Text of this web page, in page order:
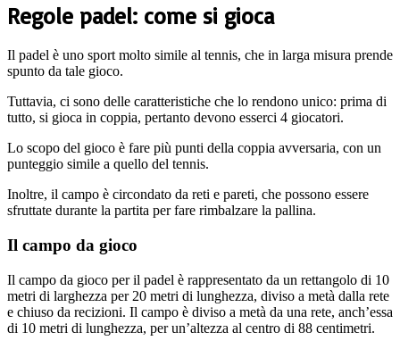
Regole padel: come si gioca
Il padel è uno sport molto simile al tennis, che in larga misura prende
spunto da tale gioco.
Tuttavia, ci sono delle caratteristiche che lo rendono unico: prima di
tutto, si gioca in coppia, pertanto devono esserci 4 giocatori.
Lo scopo del gioco è fare più punti della coppia avversaria, con un
punteggio simile a quello del tennis.
Inoltre, il campo è circondato da reti e pareti, che possono essere
sfruttate durante la partita per fare rimbalzare la pallina.
Il campo da gioco
Il campo da gioco per il padel è rappresentato da un rettangolo di 10
metri di larghezza per 20 metri di lunghezza, diviso a metà dalla rete
e chiuso da recizioni. Il campo è diviso a metà da una rete, anch’essa
di 10 metri di lunghezza, per un’altezza al centro di 88 centimetri.